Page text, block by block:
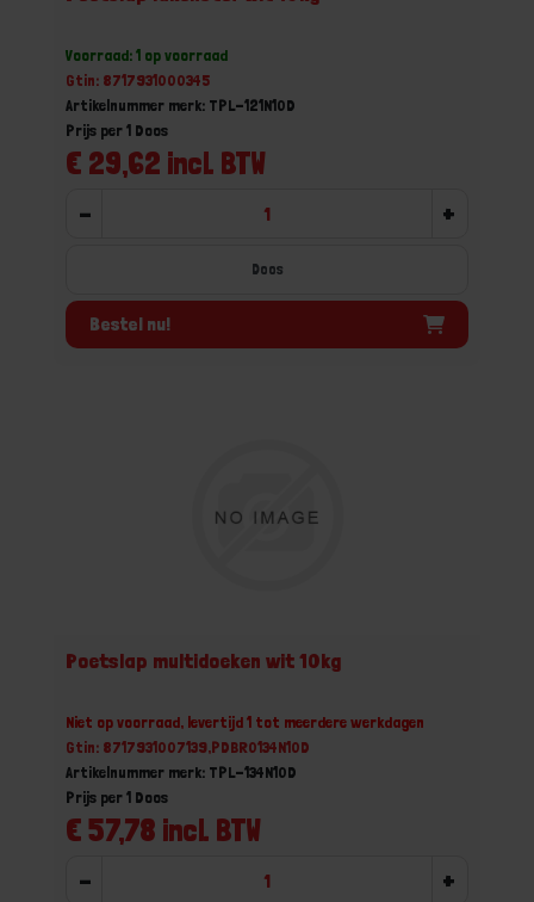
Voorraad: 1 op voorraad
Gtin: 8717931000345
Artikelnummer merk: TPL-121N10D
€ 29,62 incl. BTW
Prijs per 1 Doos
- +
Doos
Bestel nu!
Poetslap multidoeken wit 10kg
Niet op voorraad, levertijd 1 tot meerdere werkdagen
Gtin: 8717931007139,PDBR0134N10D
Artikelnummer merk: TPL-134N10D
€ 57,78 incl. BTW
Prijs per 1 Doos
- +